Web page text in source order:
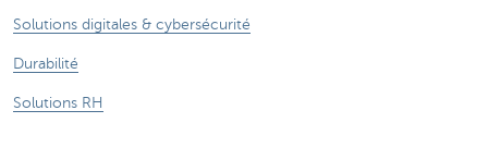
Solutions digitales & cybersécurité
Durabilité
Solutions RH